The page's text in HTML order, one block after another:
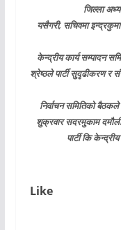
जिल्ला
यसैगरी, सचिवमा
केन्द्रीय कार्य सम्पादन
श्रेष्ठले पार्टी सुदृढीकरण
निर्वाचन समितिको
शुक्रवार सदरमुकाम
पार्टी कि
Like